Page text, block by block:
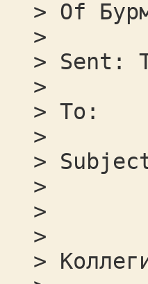
> Of
>
> Sent:
>
> To:
>
>
>
>
>
>